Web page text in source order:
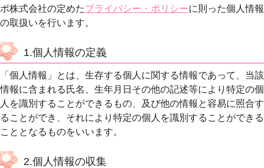
ボ株式会社の定めたプライバシー・ポリシーに則った個人情報
の取扱いを行います。
1.個人情報の定義
「個人情報」とは、生存する個人に関する情報であって、当該
情報に含まれる氏名、生年月日その他の記述等により特定の個
人を識別することができるもの、及び他の情報と容易に照合す
ることができ、それにより特定の個人を識別することができる
こととなるものをいいます。
2.個人情報の収集